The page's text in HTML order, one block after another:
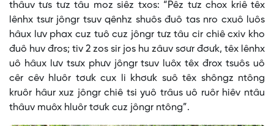
thâuv tưs tưz tâu moz siêz txos: “Pêz tưz chox kriê têx
lênhx tsưr jôngr tsuv qênhz shuôs đuô tas nro cxuô luôs
hâux lưv phax cuz tuô cuz jôngr tưz tâu cir chiê cxiv kho
đuô huv đros; tiv 2 zos sir jos hu zâuv sơưr đơưk, têx lênhx
uô hâux lưv tsưx phưv jôngr tsuv luôx têx đrox tsuôs uô
cêr cêv hluôr tơưk cux li khơưk suô têx shôngz ntông
kruôr hâur xuz jôngr chiê tsi yuô trâus uô ruôr hiêv ntâu
thâuv muôx hluôr tơưk cuz jôngr ntông”.